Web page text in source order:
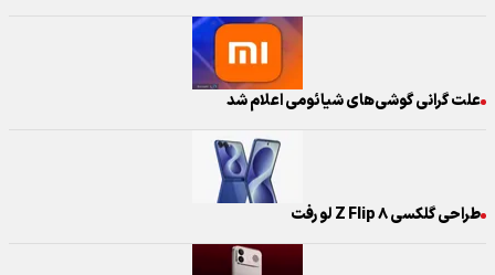
علت گرانی گوشی‌های شیائومی اعلام شد
طراحی گلکسی Z Flip ۸ لو رفت